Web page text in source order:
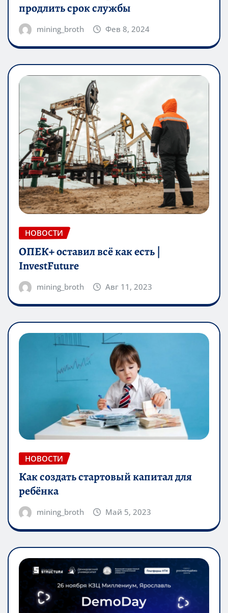
продлить срок службы
mining_broth Фев 8, 2024
НОВОСТИ
ОПЕК+ оставил всё как есть |
InvestFuture
mining_broth Авг 11, 2023
НОВОСТИ
Как создать стартовый капитал для
ребёнка
mining_broth Май 5, 2023